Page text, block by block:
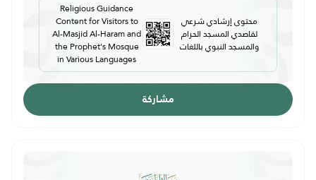
محتوى إرشادي شرعي
لقاصدي المسجد الحرام
والمسجد النبوي باللغات
Religious Guidance
Content for Visitors to
Al-Masjid Al-Haram and
the Prophet's Mosque
in Various Languages
مشاركة